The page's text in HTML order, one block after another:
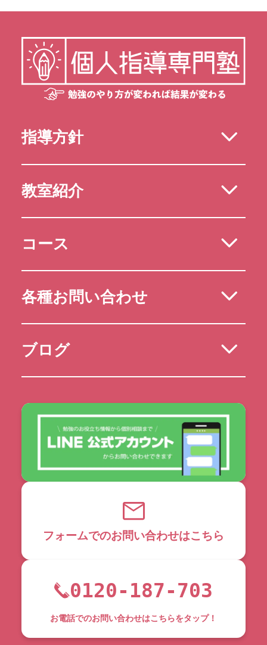
指導方針
教室紹介
コース
各種お問い合わせ
ブログ
フォームでのお問い合わせはこちら
0120-187-703
お電話でのお問い合わせはこちらをタップ！